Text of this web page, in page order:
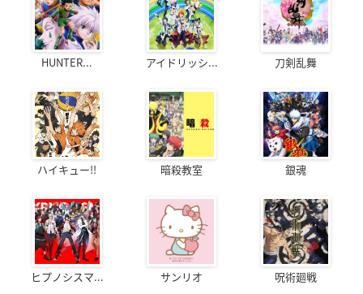
HUNTER... アイドリッシ... 刀剣乱舞
ハイキュー!! 暗殺教室 銀魂
ヒプノシスマ... サンリオ 呪術廻戦